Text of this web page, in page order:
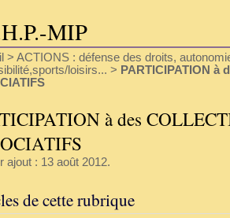
MIP
> ACTIONS : défense des droits,
loisirs... > PARTICIPATION à
à des
ajout : 13 août 2012.
de cette rubrique